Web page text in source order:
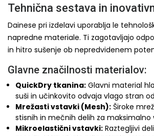
Tehnična sestava in
Dainese pri izdelavi uporablja le
napredne materiale. Ti zagotavljajo
in hitro sušenje ob nepredvidenem
Glavne značilnosti materialov:
QuickDry tkanina: Glavni material
suši in učinkovito odvaja vlago stran
Mrežasti vstavki (Mesh): Široke
stisnih in mečnih delih za maksimalno
Mikroelastični vstavki: Raztegljivi